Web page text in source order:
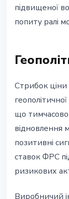
підвищеної
попиту ралі
Стрибок ціни
що
відновлення
позитивні
ставок ФРС
ризикових
Виробничий